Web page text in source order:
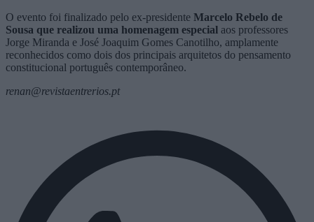
O evento foi finalizado pelo ex-presidente Marcelo Rebelo de
Sousa que realizou uma homenagem especial aos professores
Jorge Miranda e José Joaquim Gomes Canotilho, amplamente
reconhecidos como dois dos principais arquitetos do pensamento
constitucional português contemporâneo.
renan@revistaentrerios.pt